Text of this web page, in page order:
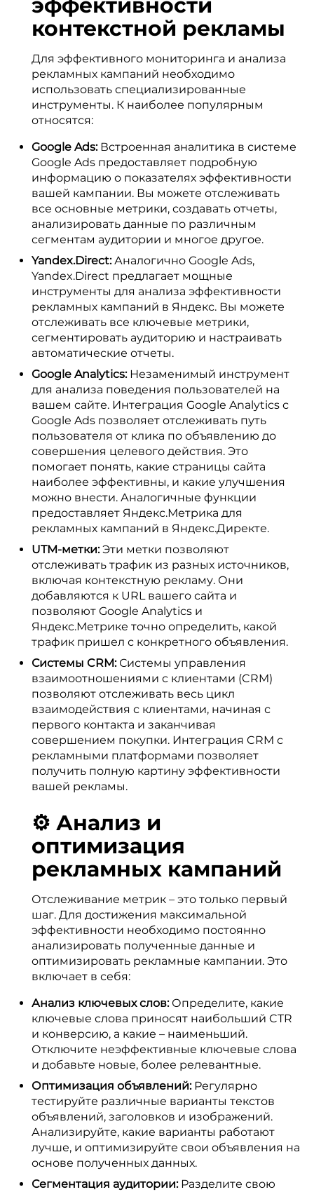
эффективности
контекстной рекламы
Для эффективного мониторинга и анализа
рекламных кампаний необходимо
использовать специализированные
инструменты. К наиболее популярным
относятся:
Google Ads:Встроенная аналитика в системе
Google Ads предоставляет подробную
информацию о показателях эффективности
вашей кампании. Вы можете отслеживать
все основные метрики, создавать отчеты,
анализировать данные по различным
сегментам аудитории и многое другое.
Yandex.Direct:Аналогично Google Ads,
Yandex.Direct предлагает мощные
инструменты для анализа эффективности
рекламных кампаний в Яндекс. Вы можете
отслеживать все ключевые метрики,
сегментировать аудиторию и настраивать
автоматические отчеты.
Google Analytics:Незаменимый инструмент
для анализа поведения пользователей на
вашем сайте. Интеграция Google Analytics с
Google Ads позволяет отслеживать путь
пользователя от клика по объявлению до
совершения целевого действия. Это
помогает понять, какие страницы сайта
наиболее эффективны, и какие улучшения
можно внести. Аналогичные функции
предоставляет Яндекс.Метрика для
рекламных кампаний в Яндекс.Директе.
UTM-метки:Эти метки позволяют
отслеживать трафик из разных источников,
включая контекстную рекламу. Они
добавляются к URL вашего сайта и
позволяют Google Analytics и
Яндекс.Метрике точно определить, какой
трафик пришел с конкретного объявления.
Системы CRM:Системы управления
взаимоотношениями с клиентами (CRM)
позволяют отслеживать весь цикл
взаимодействия с клиентами, начиная с
первого контакта и заканчивая
совершением покупки. Интеграция CRM с
рекламными платформами позволяет
получить полную картину эффективности
вашей рекламы.
⚙️ Анализ и
оптимизация
рекламных кампаний
Отслеживание метрик – это только первый
шаг. Для достижения максимальной
эффективности необходимо постоянно
анализировать полученные данные и
оптимизировать рекламные кампании. Это
включает в себя:
Анализ ключевых слов:Определите, какие
ключевые слова приносят наибольший CTR
и конверсию, а какие – наименьший.
Отключите неэффективные ключевые слова
и добавьте новые, более релевантные.
Оптимизация объявлений:Регулярно
тестируйте различные варианты текстов
объявлений, заголовков и изображений.
Анализируйте, какие варианты работают
лучше, и оптимизируйте свои объявления на
основе полученных данных.
Сегментация аудитории:Разделите свою